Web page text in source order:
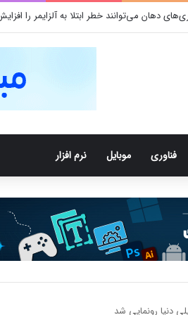
دهان می‌توانند خطر ابتلا به آلزایمر را
فناوری موبایل نرم افزار